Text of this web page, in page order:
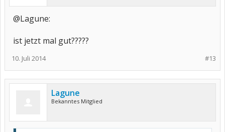
@Lagune:
ist jetzt mal gut?????
#13
10. Juli 2014
Lagune
Bekanntes Mitglied